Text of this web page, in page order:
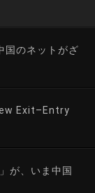
国のネットがざ
Exit–Entry
が、いま中国